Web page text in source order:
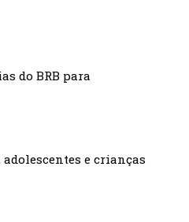
do BRB para
e crianças